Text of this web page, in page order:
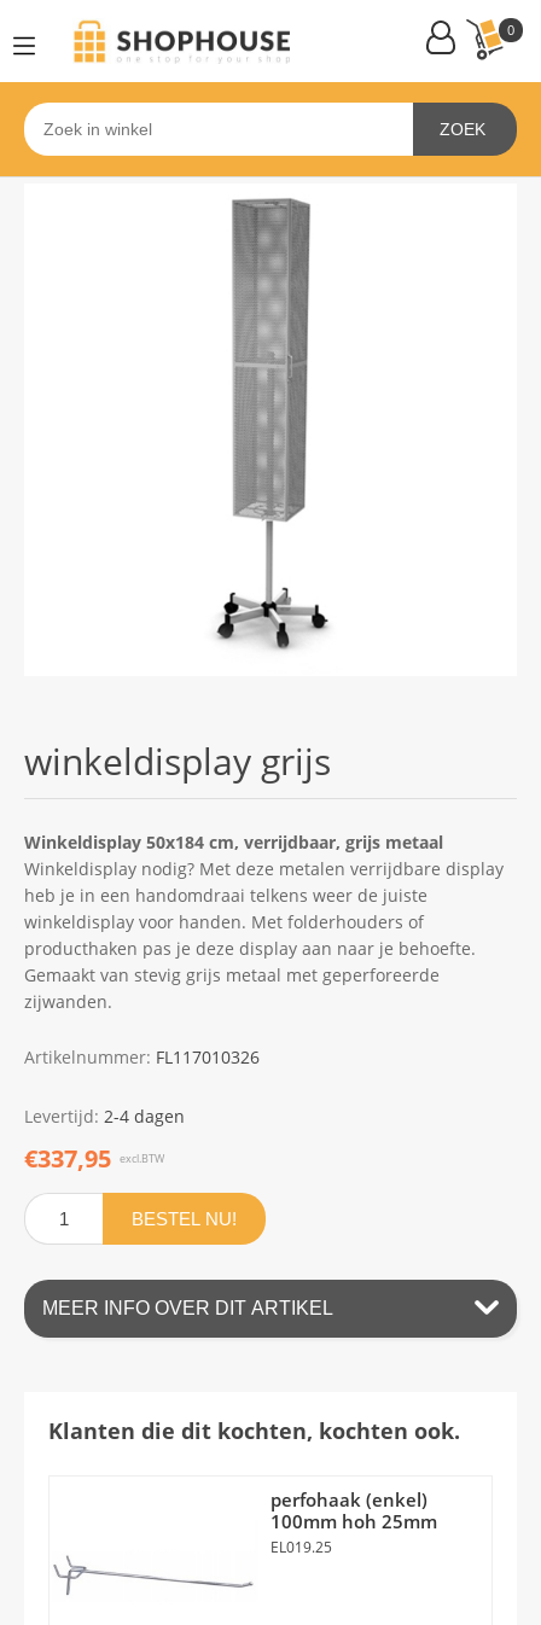
0
ZOEK
winkeldisplay grijs
Winkeldisplay 50x184 cm, verrijdbaar, grijs metaal
Winkeldisplay nodig? Met deze metalen verrijdbare display
heb je in een handomdraai telkens weer de juiste
winkeldisplay voor handen. Met folderhouders of
producthaken pas je deze display aan naar je behoefte.
Gemaakt van stevig grijs metaal met geperforeerde
zijwanden.
Artikelnummer: FL117010326
Levertijd: 2-4 dagen
€337,95 excl.BTW
BESTEL NU!
MEER INFO OVER DIT ARTIKEL
Klanten die dit kochten, kochten ook.
perfohaak (enkel)
100mm hoh 25mm
EL019.25